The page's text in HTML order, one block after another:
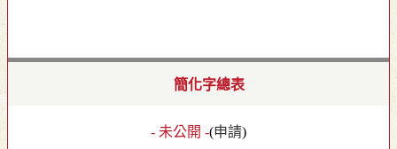
簡化字總表
- 未公開 -(申請)